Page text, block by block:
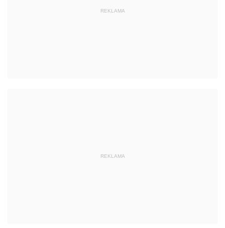
REKLAMA
REKLAMA